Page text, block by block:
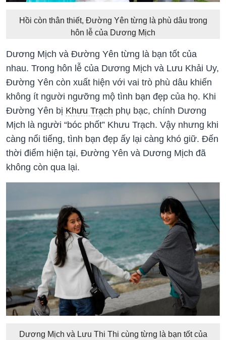
Hồi còn thân thiết, Đường Yên từng là phù dâu trong
hôn lễ của Dương Mịch
Dương Mịch và Đường Yên từng là bạn tốt của
nhau. Trong hôn lễ của Dương Mịch và Lưu Khải Uy,
Đường Yên còn xuất hiện với vai trò phù dâu khiến
không ít người ngưỡng mộ tình bạn đẹp của họ. Khi
Đường Yên bị Khưu Trạch phụ bạc, chính Dương
Mịch là người “bóc phốt” Khưu Trạch. Vậy nhưng khi
càng nổi tiếng, tình bạn đẹp ấy lại càng khó giữ. Đến
thời điểm hiện tại, Đường Yên và Dương Mịch đã
không còn qua lại.
Dương Mịch và Lưu Thi Thi cùng từng là bạn tốt của